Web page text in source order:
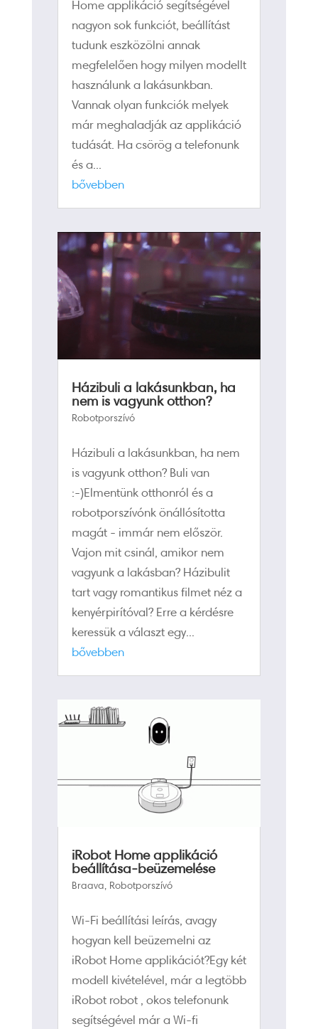
Home applikáció segítségével
nagyon sok funkciót, beállítást
tudunk eszközölni annak
megfelelően hogy milyen modellt
használunk a lakásunkban.
Vannak olyan funkciók melyek
már meghaladják az applikáció
tudását. Ha csörög a telefonunk
és a...
bővebben
Házibuli a lakásunkban, ha
nem is vagyunk otthon?
Robotporszívó
Házibuli a lakásunkban, ha nem
is vagyunk otthon? Buli van
:-)Elmentünk otthonról és a
robotporszívónk önállósította
magát - immár nem először.
Vajon mit csinál, amikor nem
vagyunk a lakásban? Házibulit
tart vagy romantikus filmet néz a
kenyérpirítóval? Erre a kérdésre
keressük a választ egy...
bővebben
iRobot Home applikáció
beállítása-beüzemelése
Braava, Robotporszívó
Wi-Fi beállítási leírás, avagy
hogyan kell beüzemelni az
iRobot Home applikációt?Egy két
modell kivételével, már a legtöbb
iRobot robot , okos telefonunk
segítségével már a Wi-fi